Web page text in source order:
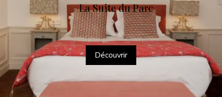
La Suite du Parc
Découvrir